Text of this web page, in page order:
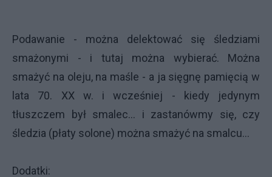
Podawanie - można delektować się śledziami
smażonymi - i tutaj można wybierać. Można
smażyć na oleju, na maśle - a ja sięgnę pamięcią w
lata 70. XX w. i wcześniej - kiedy jedynym
tłuszczem był smalec... i zastanówmy się, czy
śledzia (płaty solone) można smażyć na smalcu...
Dodatki: